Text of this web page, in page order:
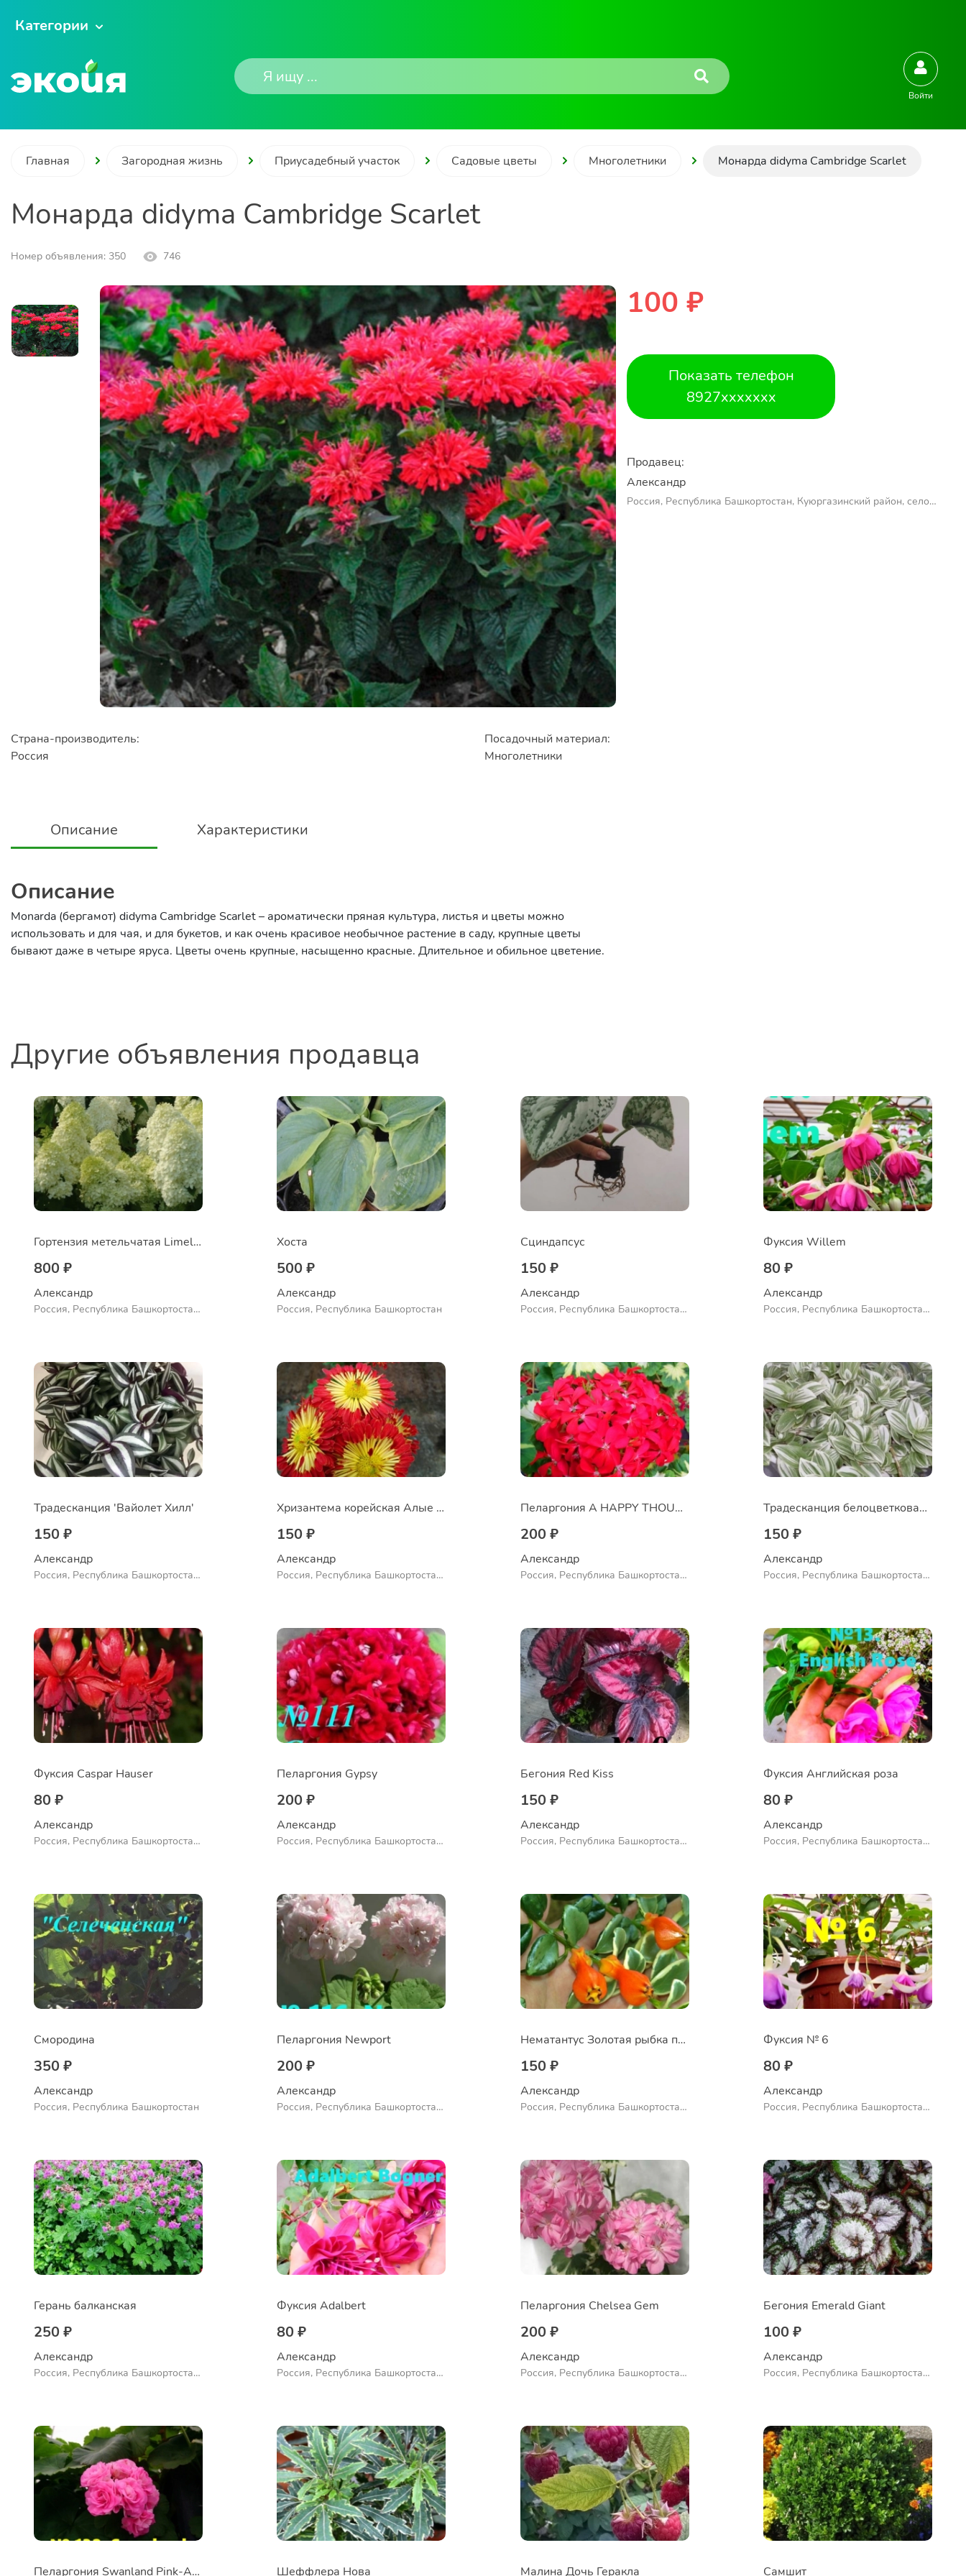
Категории
Войти
Главная Загородная жизнь Приусадебный участок Садовые цветы Многолетники Монарда didyma Cambridge Scarlet
Монарда didyma Cambridge Scarlet
Номер объявления: 350 746
Страна-производитель:
Россия
Посадочный материал:
Многолетники
Описание Характеристики
Описание
Monarda (бергамот) didyma Cambridge Scarlet – ароматически пряная культура, листья и цветы можно
использовать и для чая, и для букетов, и как очень красивое необычное растение в саду, крупные цветы
бывают даже в четыре яруса. Цветы очень крупные, насыщенно красные. Длительное и обильное цветение.
100 ₽
Показать телефон
8927xxxxxxx
Продавец:
Александр
Россия, Республика Башкортостан, Куюргазинский район, село
Другие объявления продавца
Гортензия метельчатая Limelight
800 ₽
Александр
Россия, Республика Башкортостан,
Хоста
500 ₽
Александр
Россия, Республика Башкортостан
Сциндапсус
150 ₽
Александр
Россия, Республика Башкортостан,
Фуксия Willem
80 ₽
Александр
Россия, Республика Башкортостан,
Традесканция 'Вайолет Хилл'
150 ₽
Александр
Россия, Республика Башкортостан,
Хризантема корейская Алые паруса
150 ₽
Александр
Россия, Республика Башкортостан,
Пеларгония A HAPPY THOUGHT RED
200 ₽
Александр
Россия, Республика Башкортостан,
Традесканция белоцветковая сорт "Albovittata"
150 ₽
Александр
Россия, Республика Башкортостан,
Фуксия Caspar Hauser
80 ₽
Александр
Россия, Республика Башкортостан,
Пеларгония Gypsy
200 ₽
Александр
Россия, Республика Башкортостан,
Бегония Red Kiss
150 ₽
Александр
Россия, Республика Башкортостан,
Фуксия Английская роза
80 ₽
Александр
Россия, Республика Башкортостан,
Смородина
350 ₽
Александр
Россия, Республика Башкортостан
Пеларгония Newport
200 ₽
Александр
Россия, Республика Башкортостан,
Нематантус Золотая рыбка пестролистный
150 ₽
Александр
Россия, Республика Башкортостан,
Фуксия № 6
80 ₽
Александр
Россия, Республика Башкортостан,
Герань балканская
250 ₽
Александр
Россия, Республика Башкортостан,
Фуксия Adalbert
80 ₽
Александр
Россия, Республика Башкортостан,
Пеларгония Chelsea Gem
200 ₽
Александр
Россия, Республика Башкортостан,
Бегония Emerald Giant
100 ₽
Александр
Россия, Республика Башкортостан,
Пеларгония Swanland Pink-Australien Pin Шеффлера Нова Малина Дочь Геракла Самшит